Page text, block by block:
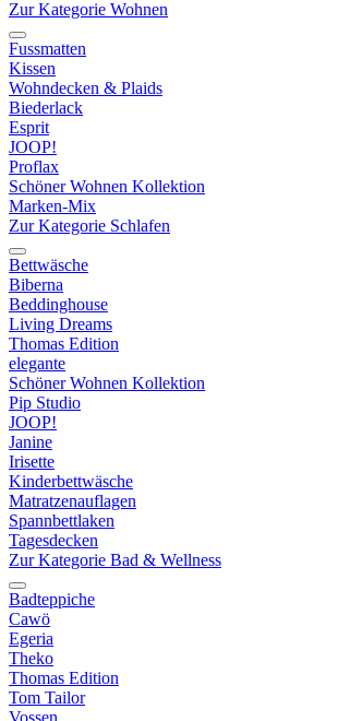
Zur Kategorie Wohnen
Fussmatten
Kissen
Wohndecken & Plaids
Biederlack
Esprit
JOOP!
Proflax
Schöner Wohnen Kollektion
Marken-Mix
Zur Kategorie Schlafen
Bettwäsche
Biberna
Beddinghouse
Living Dreams
Thomas Edition
elegante
Schöner Wohnen Kollektion
Pip Studio
JOOP!
Janine
Irisette
Kinderbettwäsche
Matratzenauflagen
Spannbettlaken
Tagesdecken
Zur Kategorie Bad & Wellness
Badteppiche
Cawö
Egeria
Theko
Thomas Edition
Tom Tailor
Vossen